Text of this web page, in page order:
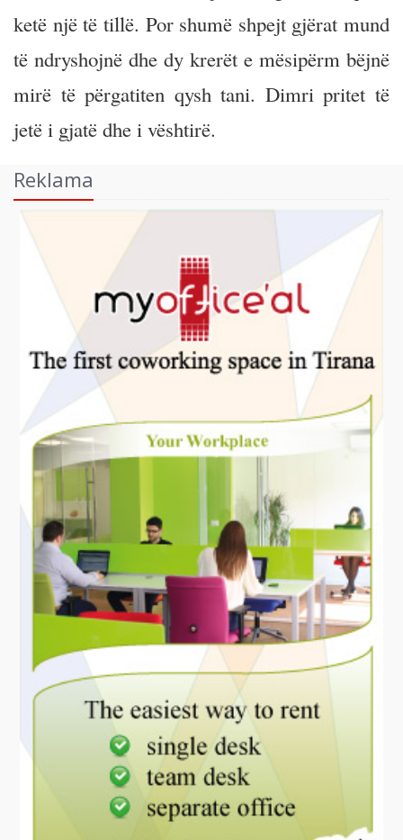
ketë një të tillë. Por shumë shpejt gjërat mund
të ndryshojnë dhe dy krerët e mësipërm bëjnë
mirë të përgatiten qysh tani. Dimri pritet të
jetë i gjatë dhe i vështirë.
Reklama